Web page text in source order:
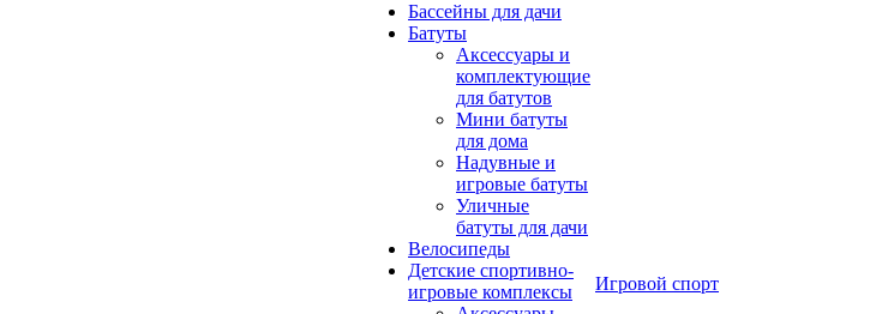
Бассейны для дачи
Батуты
Аксессуары и
комплектующие
для батутов
Мини батуты
для дома
Надувные и
игровые батуты
Уличные
батуты для дачи
Велосипеды
Детские спортивно-
игровые комплексы
Игровой спорт